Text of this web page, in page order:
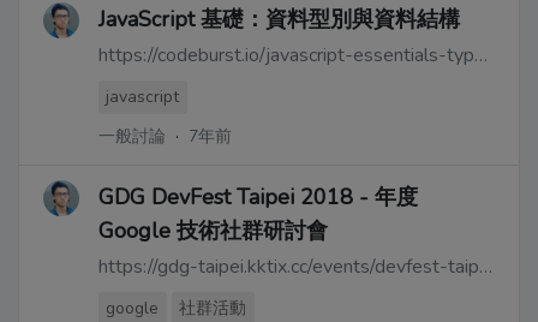
JavaScript 基礎：資料型別與資料結構
https://codeburst.io/javascript-essentials-types-data-structures-3ac039f9877b
javascript
一般討論 · 7年前
GDG DevFest Taipei 2018 - 年度
Google 技術社群研討會
https://gdg-taipei.kktix.cc/events/devfest-taipei-18
google
社群活動